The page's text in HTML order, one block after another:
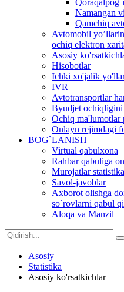
Namangan
Qamchiq
Avtomobil
ochiq elektron
Asosiy
Hisobotlar
Ichki xo'jalik
IVR
Avtotransportlar
Byudjet ochiqligini
Ochiq ma'lumotlar
Onlayn rejimdagi
BOG`LANISH
Virtual qabulxona
Rahbar qabuliga
Murojatlar
Savol-javoblar
Axborot olishga
so`rovlarni qabul
Aloqa va Manzil
Asosiy
Statistika
Asosiy ko'rsatkichlar